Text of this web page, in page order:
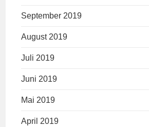
September 2019
August 2019
Juli 2019
Juni 2019
Mai 2019
April 2019